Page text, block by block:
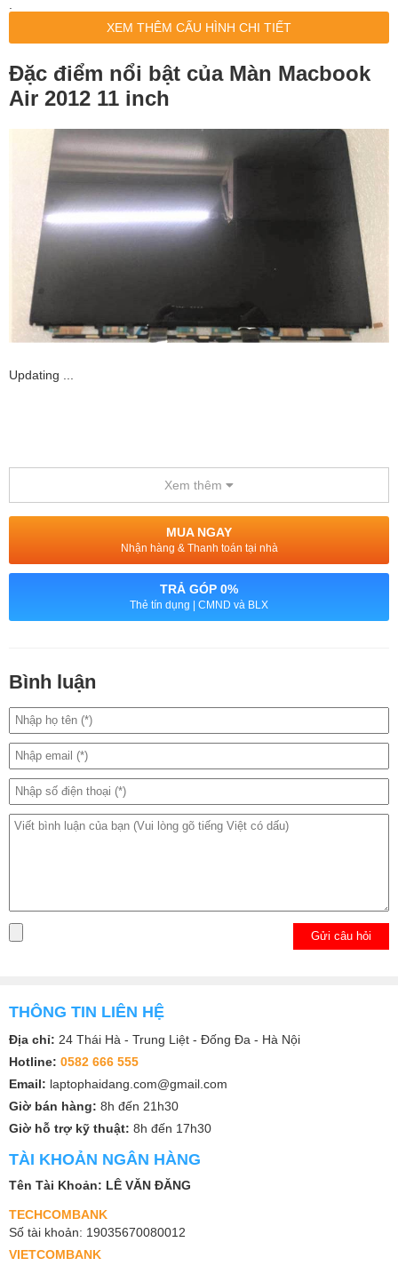
XEM THÊM CẤU HÌNH CHI TIẾT
Đặc điểm nổi bật của Màn Macbook
Air 2012 11 inch
Updating ...
Xem thêm
MUA NGAY
Nhận hàng & Thanh toán tại nhà
TRẢ GÓP 0%
Thẻ tín dụng | CMND và BLX
Bình luận
Gửi câu hỏi
THÔNG TIN LIÊN HỆ
Địa chỉ: 24 Thái Hà - Trung Liệt - Đống Đa - Hà Nội
Hotline: 0582 666 555
Email: laptophaidang.com@gmail.com
Giờ bán hàng: 8h đến 21h30
Giờ hỗ trợ kỹ thuật: 8h đến 17h30
TÀI KHOẢN NGÂN HÀNG
Tên Tài Khoản: LÊ VĂN ĐĂNG
TECHCOMBANK
Số tài khoản: 19035670080012
VIETCOMBANK